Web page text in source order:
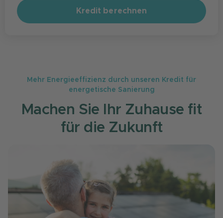
Kredit berechnen
Mehr Energieeffizienz durch unseren Kredit für
energetische Sanierung
Machen Sie Ihr Zuhause fit
für die Zukunft